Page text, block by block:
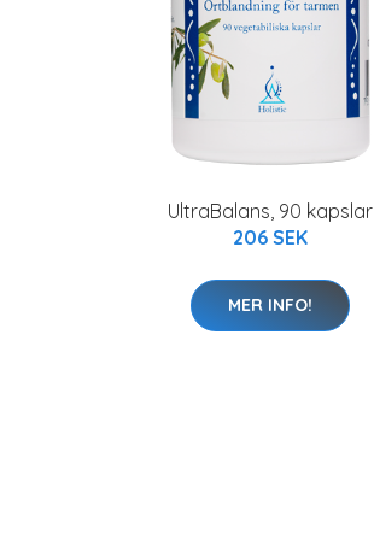
UltraBalans, 90 kapslar
206 SEK
MER INFO!